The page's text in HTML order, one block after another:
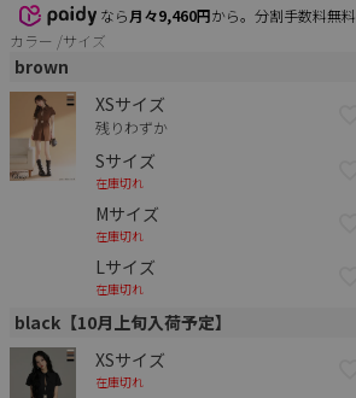
なら月々9,460円から。分割手数料無料
カラー
サイズ
brown
XSサイズ
残りわずか
Sサイズ
在庫切れ
Mサイズ
在庫切れ
Lサイズ
在庫切れ
black【10月上旬入荷予定】
XSサイズ
在庫切れ